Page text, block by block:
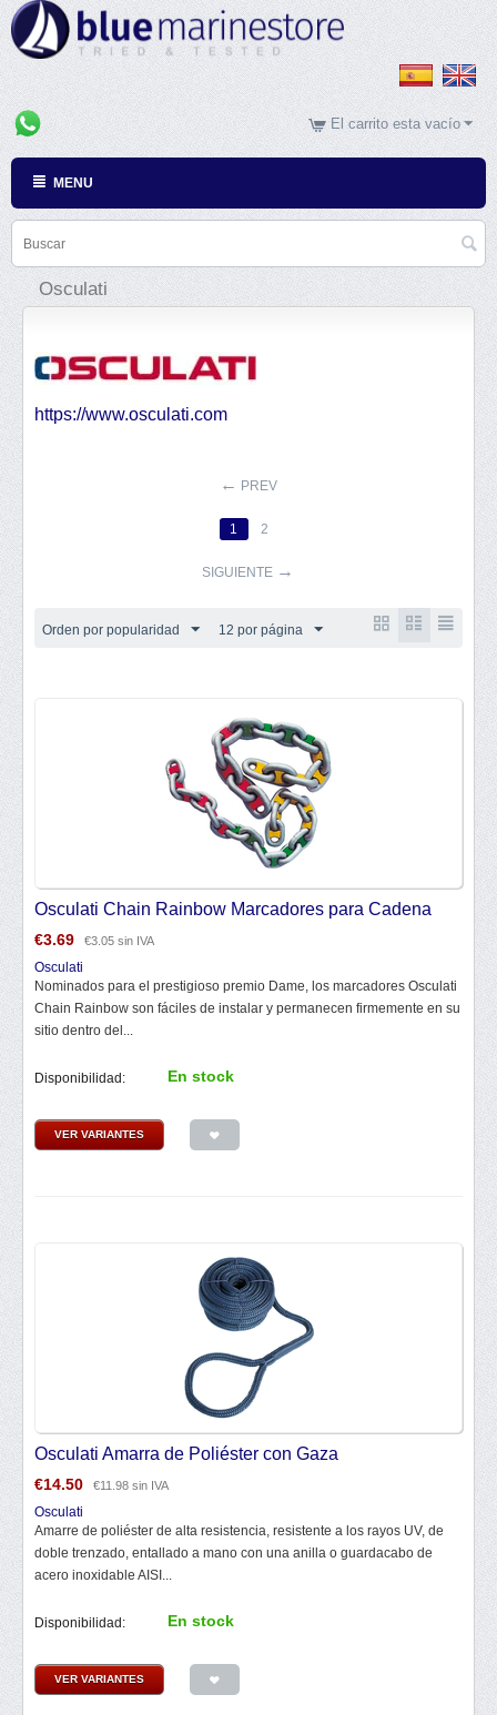
El carrito esta vacío
MENU
Osculati
https://www.osculati.com
PREV
1 2
SIGUIENTE
Orden por popularidad 12 por página
Osculati Chain Rainbow Marcadores para Cadena
€3.69 €3.05 sin IVA
Osculati
Nominados para el prestigioso premio Dame, los marcadores Osculati
Chain Rainbow son fáciles de instalar y permanecen firmemente en su
sitio dentro del...
Disponibilidad: En stock
VER VARIANTES
Osculati Amarra de Poliéster con Gaza
€14.50 €11.98 sin IVA
Osculati
Amarre de poliéster de alta resistencia, resistente a los rayos UV, de
doble trenzado, entallado a mano con una anilla o guardacabo de
acero inoxidable AISI...
Disponibilidad: En stock
VER VARIANTES